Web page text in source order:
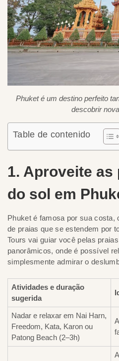
Phuket é um destino perfeito
descobrir
Table de contenido
1. Aproveite as
do sol em
Phuket é famosa por sua costa,
de praias que se estendem por
Tours vai guiar você pelas
panorâmicos, onde é possível
simplesmente admirar o
Atividades e duração
sugerida
Nadar e relaxar em Nai Harn,
Freedom, Kata, Karon ou
Patong Beach (2–3h)